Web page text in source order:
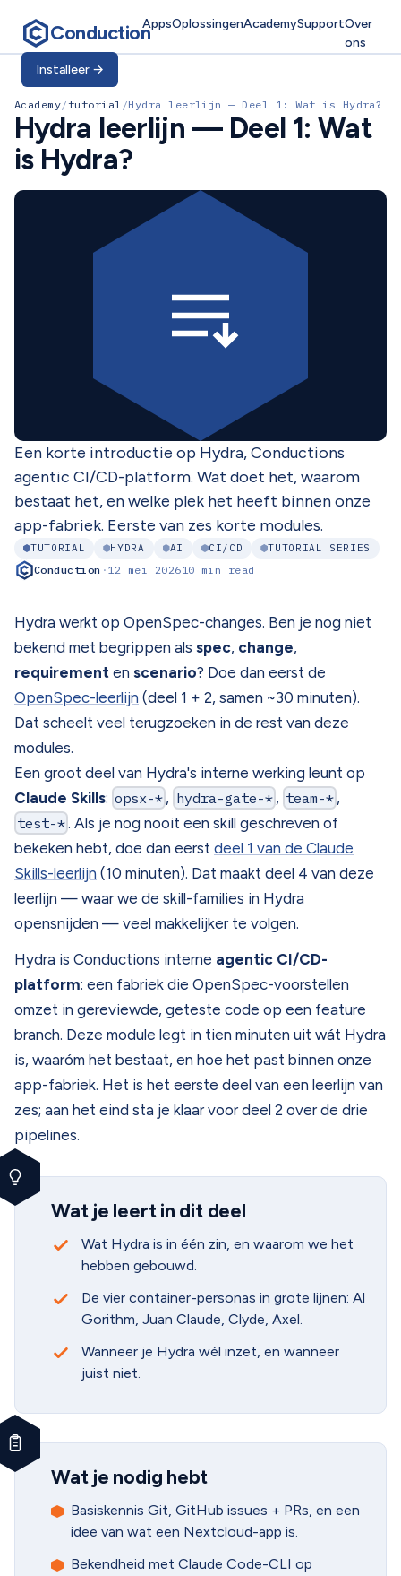
ConductionAppsOplossingenAcademySupportOver
ons
Installeer →
Academy/tutorial /Hydra leerlijn — Deel 1: Wat is Hydra?
Hydra leerlijn — Deel 1: Wat
is Hydra?
Een korte introductie op Hydra, Conductions
agentic CI/CD-platform. Wat doet het, waarom
bestaat het, en welke plek het heeft binnen onze
app-fabriek. Eerste van zes korte modules.
TUTORIAL HYDRA AI CI/CD TUTORIAL SERIES
Conduction · 12 mei 202610 min read
Hydra werkt op OpenSpec-changes. Ben je nog niet
bekend met begrippen als spec, change,
requirement en scenario? Doe dan eerst de
OpenSpec-leerlijn (deel 1 + 2, samen ~30 minuten).
Dat scheelt veel terugzoeken in de rest van deze
modules.
Een groot deel van Hydra's interne werking leunt op
Claude Skills: opsx-* , hydra-gate-* , team-* ,
test-*. Als je nog nooit een skill geschreven of
bekeken hebt, doe dan eerst deel 1 van de Claude
Skills-leerlijn (10 minuten). Dat maakt deel 4 van deze
leerlijn — waar we de skill-families in Hydra
opensnijden — veel makkelijker te volgen.
Hydra is Conductions interne agentic CI/CD-
platform: een fabriek die OpenSpec-voorstellen
omzet in gereviewde, geteste code op een feature
branch. Deze module legt in tien minuten uit wát Hydra
is, waaróm het bestaat, en hoe het past binnen onze
app-fabriek. Het is het eerste deel van een leerlijn van
zes; aan het eind sta je klaar voor deel 2 over de drie
pipelines.
Wat je leert in dit deel
Wat Hydra is in één zin, en waarom we het
hebben gebouwd.
De vier container-personas in grote lijnen: Al
Gorithm, Juan Claude, Clyde, Axel.
Wanneer je Hydra wél inzet, en wanneer
juist niet.
Wat je nodig hebt
Basiskennis Git, GitHub issues + PRs, en een
idee van wat een Nextcloud-app is.
Bekendheid met Claude Code-CLI op